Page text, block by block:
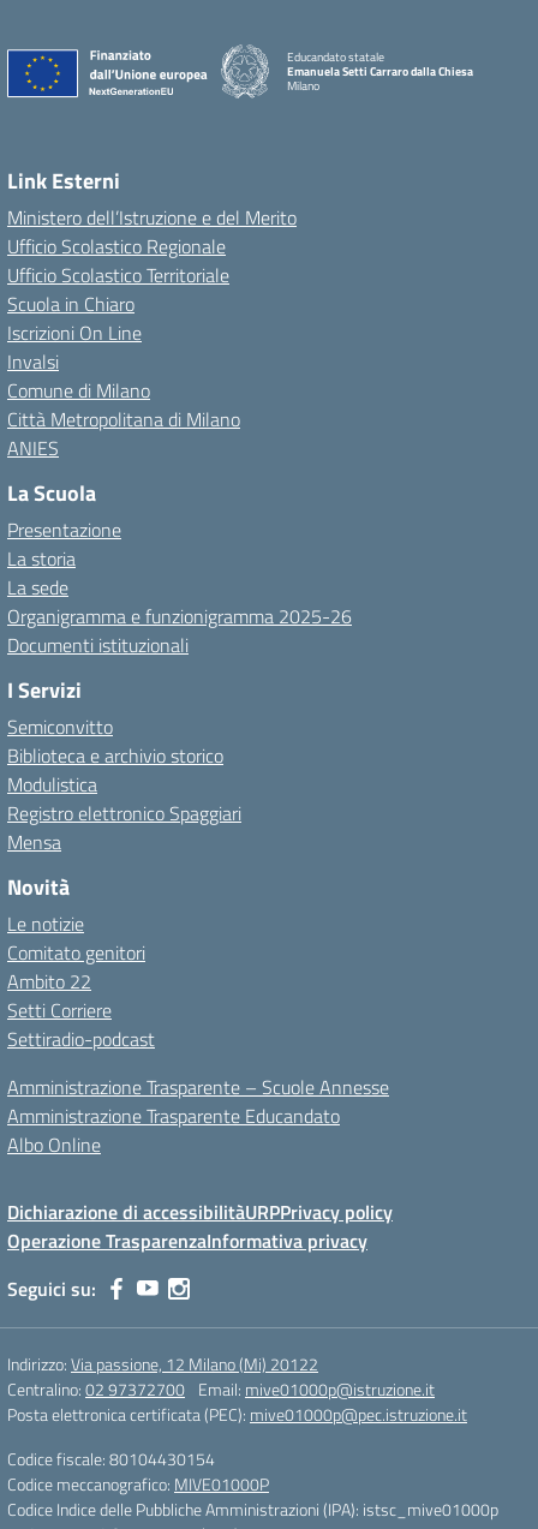
Educandato statale
Emanuela Setti Carraro dalla Chiesa
Milano
Link Esterni
Ministero dell’Istruzione e del Merito
Ufficio Scolastico Regionale
Ufficio Scolastico Territoriale
Scuola in Chiaro
Iscrizioni On Line
Invalsi
Comune di Milano
Città Metropolitana di Milano
ANIES
La Scuola
Presentazione
La storia
La sede
Organigramma e funzionigramma 2025-26
Documenti istituzionali
I Servizi
Semiconvitto
Biblioteca e archivio storico
Modulistica
Registro elettronico Spaggiari
Mensa
Novità
Le notizie
Comitato genitori
Ambito 22
Setti Corriere
Settiradio-podcast
Amministrazione Trasparente – Scuole Annesse
Amministrazione Trasparente Educandato
Albo Online
Dichiarazione di accessibilitàURPPrivacy policy
Operazione TrasparenzaInformativa privacy
Seguici su:
Indirizzo:Via passione, 12 Milano (Mi) 20122
Centralino:02 97372700 Email: mive01000p@istruzione.it
Posta elettronica certificata (PEC): mive01000p@pec.istruzione.it
Codice fiscale: 80104430154
Codice meccanografico: MIVE01000P
Codice Indice delle Pubbliche Amministrazioni (IPA): istsc_mive01000p